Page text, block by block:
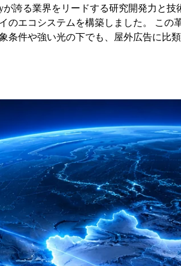
誇る業界をリードする研究開発力と
のエコシステムを構築しました。 こ
条件や強い光の下でも、屋外広告に比